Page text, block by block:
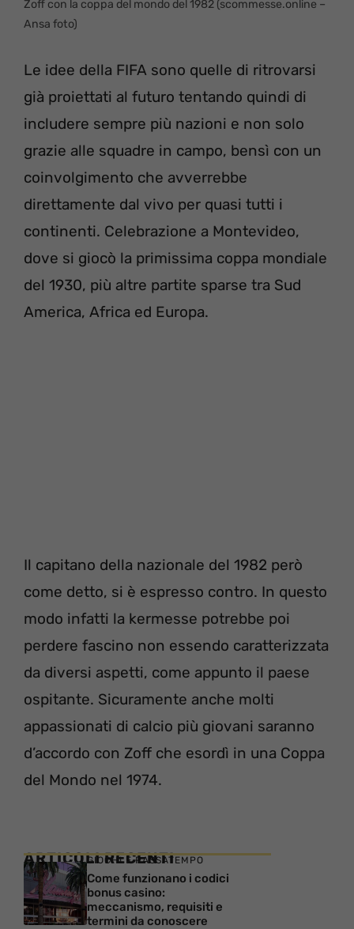
Zoff con la coppa del mondo del 1982 (scommesse.online –
Ansa foto)
Le idee della FIFA sono quelle di ritrovarsi
già proiettati al futuro tentando quindi di
includere sempre più nazioni e non solo
grazie alle squadre in campo, bensì con un
coinvolgimento che avverrebbe
direttamente dal vivo per quasi tutti i
continenti. Celebrazione a Montevideo,
dove si giocò la primissima coppa mondiale
del 1930, più altre partite sparse tra Sud
America, Africa ed Europa.
Il capitano della nazionale del 1982 però
come detto, si è espresso contro. In questo
modo infatti la kermesse potrebbe poi
perdere fascino non essendo caratterizzata
da diversi aspetti, come appunto il paese
ospitante. Sicuramente anche molti
appassionati di calcio più giovani saranno
d’accordo con Zoff che esordì in una Coppa
del Mondo nel 1974.
ARTICOLI RECENTI
GIOCHI E PASSATEMPO
Come funzionano i codici
bonus casino:
meccanismo, requisiti e
termini da conoscere